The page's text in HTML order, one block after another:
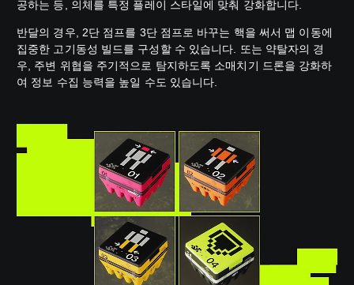
공하는 등, 의체를 특정 플레이 스타일에 맞춰 강화합니다.
반달의 경우, 2단 점프를 3단 점프로 바꾸는 핵을 써서 맵 이동에
집중한 고기동성 빌드를 구성할 수 있습니다. 또는 약탈자의 경
우, 주변 위협을 주기적으로 탐지하도록 소매치기 드론을 강화하
여 정보 수집 능력을 높일 수도 있습니다.